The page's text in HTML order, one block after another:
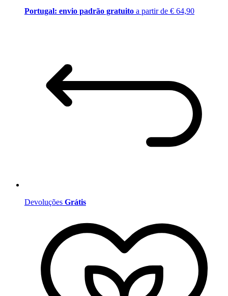
Portugal: envio padrão gratuito a partir de € 64,90
Devoluções Grátis